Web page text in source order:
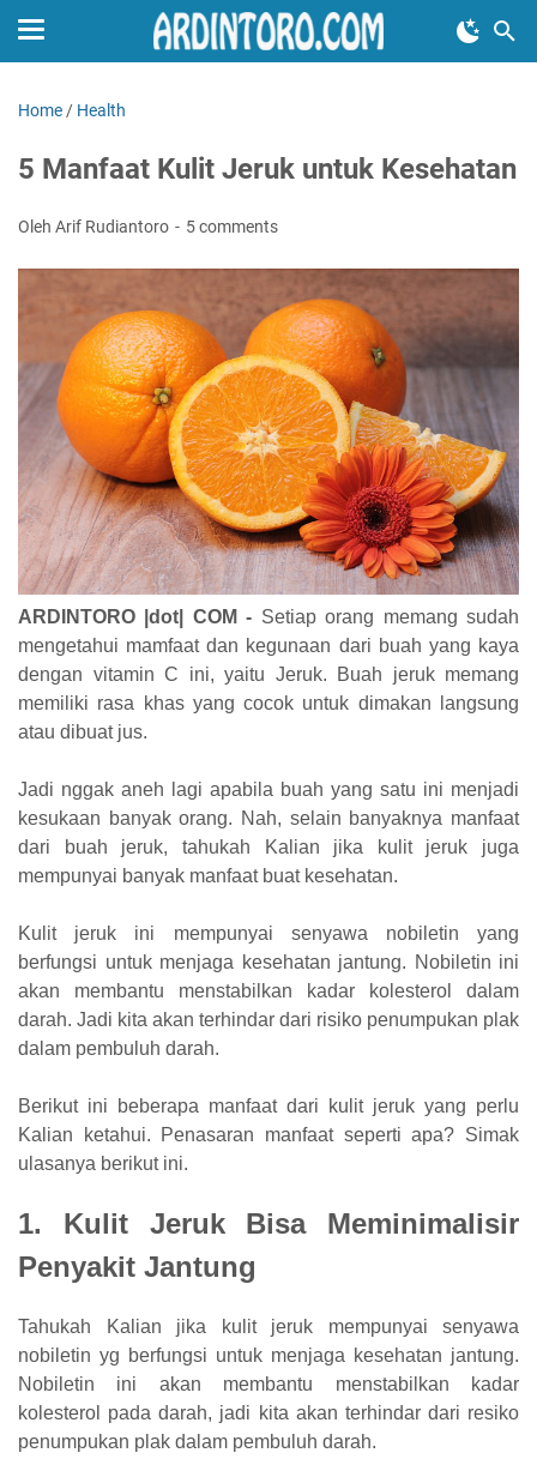
Home / Health
5 Manfaat Kulit Jeruk untuk Kesehatan
Oleh Arif Rudiantoro 5 comments
ARDINTORO |dot| COM - Setiap orang memang sudah
mengetahui mamfaat dan kegunaan dari buah yang kaya
dengan vitamin C ini, yaitu Jeruk. Buah jeruk memang
memiliki rasa khas yang cocok untuk dimakan langsung
atau dibuat jus.
Jadi nggak aneh lagi apabila buah yang satu ini menjadi
kesukaan banyak orang. Nah, selain banyaknya manfaat
dari buah jeruk, tahukah Kalian jika kulit jeruk juga
mempunyai banyak manfaat buat kesehatan.
Kulit jeruk ini mempunyai senyawa nobiletin yang
berfungsi untuk menjaga kesehatan jantung. Nobiletin ini
akan membantu menstabilkan kadar kolesterol dalam
darah. Jadi kita akan terhindar dari risiko penumpukan plak
dalam pembuluh darah.
Berikut ini beberapa manfaat dari kulit jeruk yang perlu
Kalian ketahui. Penasaran manfaat seperti apa? Simak
ulasanya berikut ini.
1. Kulit Jeruk Bisa Meminimalisir
Penyakit Jantung
Tahukah Kalian jika kulit jeruk mempunyai senyawa
nobiletin yg berfungsi untuk menjaga kesehatan jantung.
Nobiletin ini akan membantu menstabilkan kadar
kolesterol pada darah, jadi kita akan terhindar dari resiko
penumpukan plak dalam pembuluh darah.